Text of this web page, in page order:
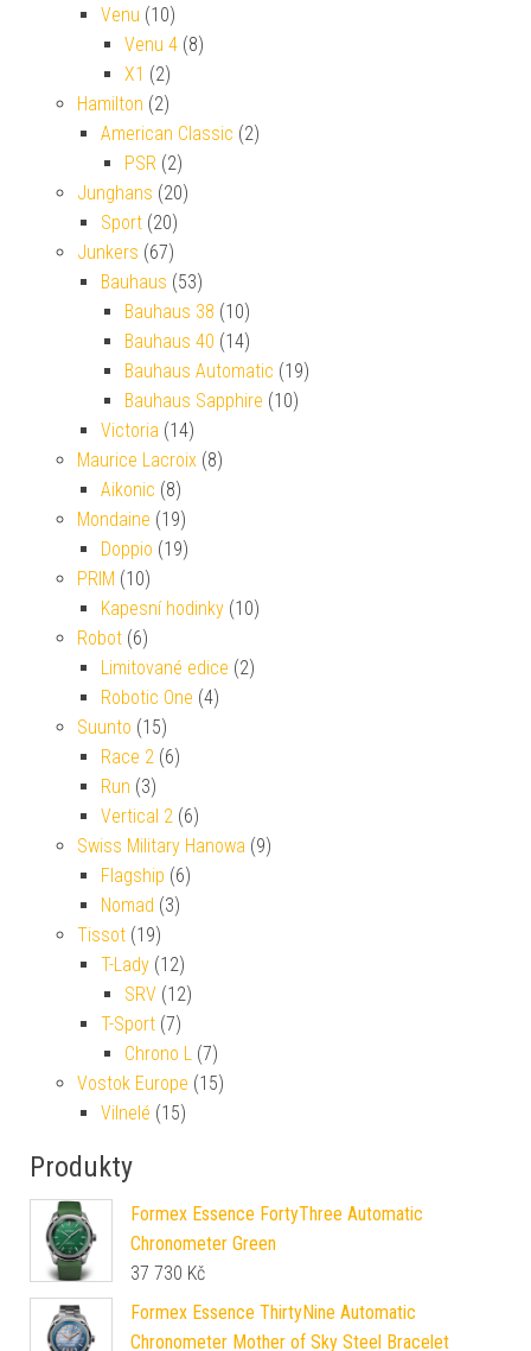
Venu (10)
Venu 4 (8)
X1 (2)
Hamilton (2)
American Classic (2)
PSR (2)
Junghans (20)
Sport (20)
Junkers (67)
Bauhaus (53)
Bauhaus 38 (10)
Bauhaus 40 (14)
Bauhaus Automatic (19)
Bauhaus Sapphire (10)
Victoria (14)
Maurice Lacroix (8)
Aikonic (8)
Mondaine (19)
Doppio (19)
PRIM (10)
Kapesní hodinky (10)
Robot (6)
Limitované edice (2)
Robotic One (4)
Suunto (15)
Race 2 (6)
Run (3)
Vertical 2 (6)
Swiss Military Hanowa (9)
Flagship (6)
Nomad (3)
Tissot (19)
T-Lady (12)
SRV (12)
T-Sport (7)
Chrono L (7)
Vostok Europe (15)
Vilnelé (15)
Produkty
Formex Essence FortyThree Automatic
Chronometer Green
37 730 Kč
Formex Essence ThirtyNine Automatic
Chronometer Mother of Sky Steel Bracelet